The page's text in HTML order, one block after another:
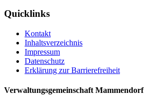
Quicklinks
Kontakt
Inhaltsverzeichnis
Impressum
Datenschutz
Erklärung zur Barrierefreiheit
Verwaltungsgemeinschaft Mammendorf